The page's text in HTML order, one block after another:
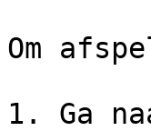
Om
1. Ga